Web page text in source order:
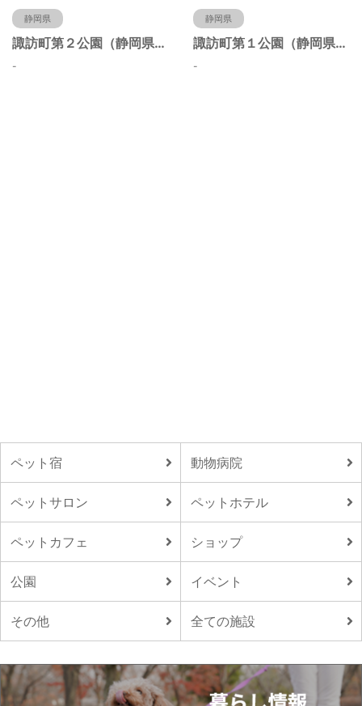
静岡県
諏訪町第２公園（静岡県静岡市）
-
静岡県
諏訪町第１公園（静岡県静岡市）
-
ペット宿 動物病院
ペットサロン ペットホテル
ペットカフェ ショップ
公園 イベント
その他 全ての施設